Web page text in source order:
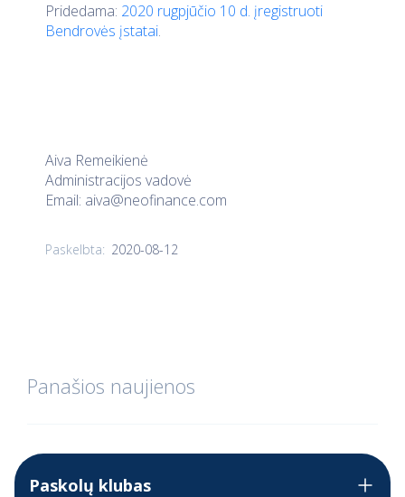
Pridedama: 2020 rugpjūčio 10 d. įregistruoti
Bendrovės įstatai.
Aiva Remeikienė
Administracijos vadovė
Email: aiva@neofinance.com
Paskelbta: 2020-08-12
Panašios naujienos
Paskolų klubas